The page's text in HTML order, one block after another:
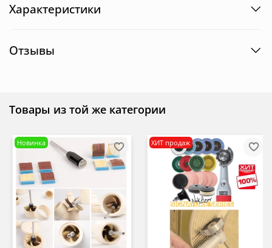
Характеристики
Отзывы
Товары из той же категории
Новинка ХИТ продаж